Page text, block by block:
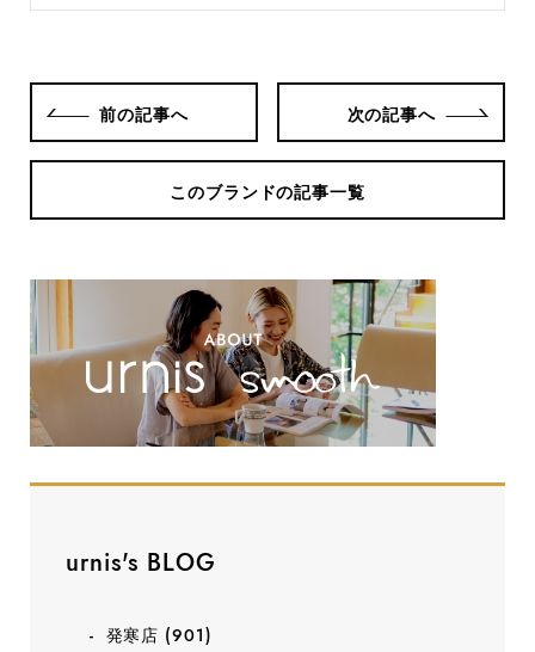
前の記事へ 次の記事へ
このブランドの記事一覧
urnis's BLOG
発寒店 (901)